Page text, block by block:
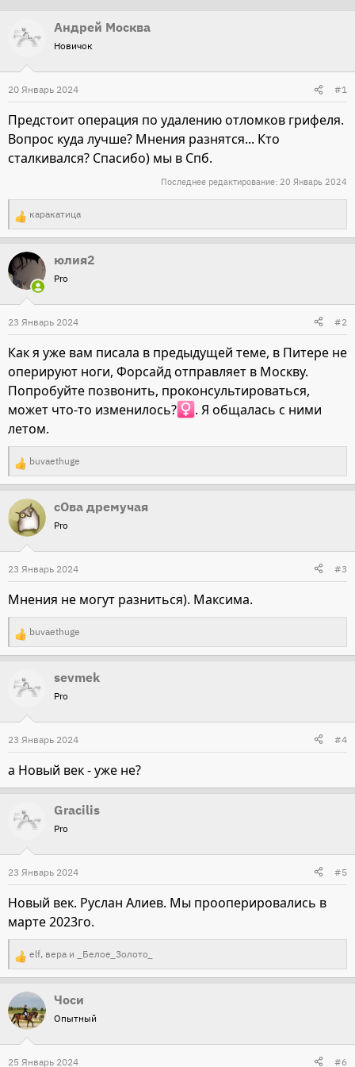
о
т
е
а
Андрей Москва
Новичок
20 Январь 2024 #1
Предстоит операция по удалению отломков грифеля.
Вопрос куда лучше? Мнения разнятся... Кто
сталкивался? Спасибо) мы в Спб.
Последнее редактирование: 20 Январь 2024
Р
е
а
к
и
и
:
каракатица
юлия2
Pro
23 Январь 2024 #2
Как я уже вам писала в предыдущей теме, в Питере не
оперируют ноги, Форсайд отправляет в Москву.
Попробуйте позвонить, проконсультироваться,
может что-то изменилось?‍
. Я общалась с ними
летом.
Р
е
а
к
и
и
:
buvaethuge
сОва дремучая
Pro
23 Январь 2024 #3
Мнения не могут разниться). Максима.
Р
е
а
к
и
и
:
buvaethuge
sevmek
Pro
23 Январь 2024 #4
а Новый век - уже не?
Gracilis
Pro
23 Январь 2024 #5
Новый век. Руслан Алиев. Мы прооперировались в
марте 2023го.
Р
е
а
к
и
elf, вера и _Белое_Золото_
Чоси
Опытный
25 Январь 2024 #6